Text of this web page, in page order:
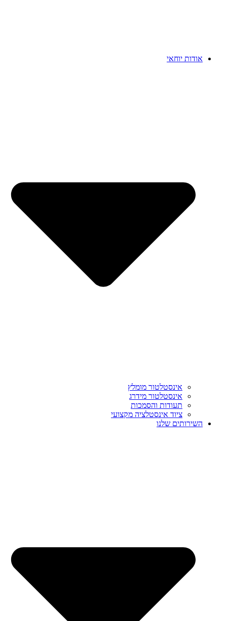
אודות יוחאי
אינסטלטור מומלץ
אינסטלטור מידרג
תעודות והסמכות
ציוד אינסטלציה מקצועי
השירותים שלנו